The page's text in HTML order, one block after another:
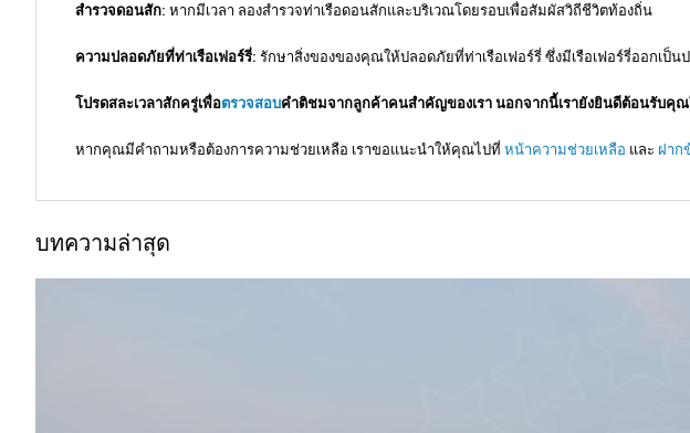
สำรวจดอนสัก: หากมีเวลา ลองสำรวจท่าเรือดอนสักและบริเวณโดยรอบเพื่อสัมผัสวิถีชีวิตท้องถิ่น
ความปลอดภัยที่ท่าเรือเฟอร์รี่: รักษาสิ่งของของคุณให้ปลอดภัยที่ท่าเรือเฟอร์รี่ ซึ่งมีเรือเฟอร์รี่ออกเป็น
โปรดสละเวลาสักครู่เพื่อตรวจสอบคำติชมจากลูกค้าคนสำคัญของเรา นอกจากนี้เรายังยินดีต้อนรับคุ
หากคุณมีคำถามหรือต้องการความช่วยเหลือ เราขอแนะนำให้คุณไปที่ หน้าความช่วยเหลือ และ ฝาก
บทความล่าสุด